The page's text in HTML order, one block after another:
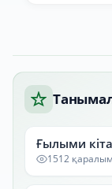
Ғылыми
1512 қаралым